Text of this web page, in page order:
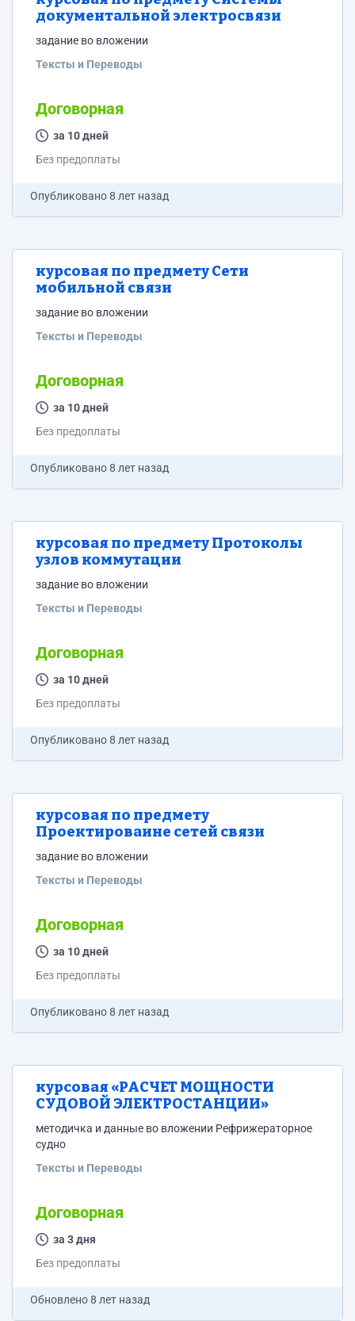
документальной электросвязи
задание во вложении
Тексты и Переводы
Договорная
за 10 дней
Без предоплаты
Опубликовано8 лет назад
курсовая по предмету Сети
мобильной связи
задание во вложении
Тексты и Переводы
Договорная
за 10 дней
Без предоплаты
Опубликовано8 лет назад
курсовая по предмету Протоколы
узлов коммутации
задание во вложении
Тексты и Переводы
Договорная
за 10 дней
Без предоплаты
Опубликовано8 лет назад
курсовая по предмету
Проектироваине сетей связи
задание во вложении
Тексты и Переводы
Договорная
за 10 дней
Без предоплаты
Опубликовано8 лет назад
курсовая «РАСЧЕТ МОЩНОСТИ
СУДОВОЙ ЭЛЕКТРОСТАНЦИИ»
методичка и данные во вложении Рефрижераторное
судно
Тексты и Переводы
Договорная
за 3 дня
Без предоплаты
Обновлено8 лет назад